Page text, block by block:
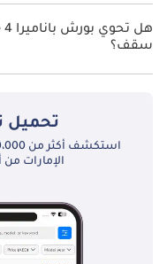
نظام الدفع في بورش باناميرا All Wheel Drive 4 E-Hybrid Executive.
سقف؟
نعم توفر بورش باناميرا 4 E-Hybrid Executive فتحة السقف كخيار.
تحميل
الإمارات من أكثر من